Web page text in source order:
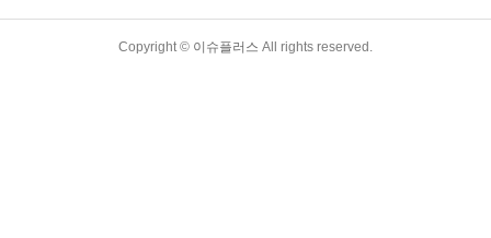
Copyright © 이슈플러스 All rights reserved.
TistoryWhaleSkin3.4